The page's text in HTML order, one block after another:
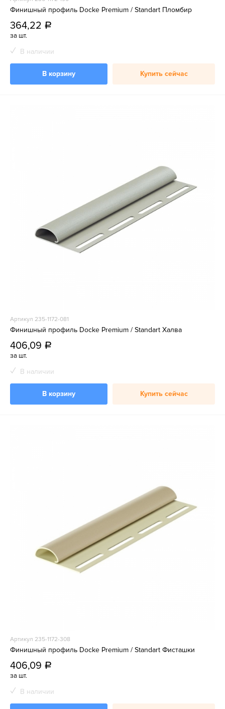
Финишный профиль Docke Premium / Standart Пломбир
364,22 a
за шт.
В наличии
В корзину Купить сейчас
Артикул 235-1172-081
Финишный профиль Docke Premium / Standart Халва
406,09 a
за шт.
В наличии
В корзину Купить сейчас
Артикул 235-1172-308
Финишный профиль Docke Premium / Standart Фисташки
406,09 a
за шт.
В наличии